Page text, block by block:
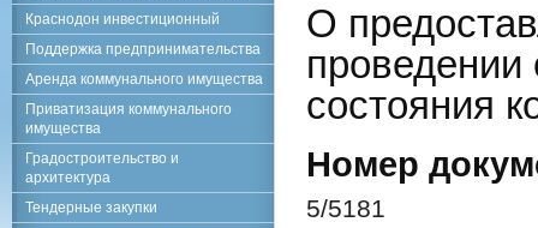
О
проведении
состояния
Номер
5/5181
Краснодон инвестиционный
Поддержка предпринимательства
Аренда коммунального имущества
Приватизация коммунального
имущества
Градостроительство и
архитектура
Тендерные закупки